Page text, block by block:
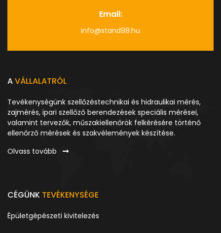
Email:
info@stand98.hu
AVÁLLALATRÓL
Tevékenységünk szellőzéstechnikai és hidraulikai mérés,
zajmérés, ipari szellőző berendezések speciális mérései,
valamint tervezők, műszakiellenőrök felkérésére történő
ellenőrző mérések és szakvélemények készítése.
Olvass tovább
CÉGÜNK TEVÉKENYSÉGE
Épületgépészeti kivitelezés